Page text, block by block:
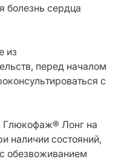
болезнь сердца
из
перед началом
с
Глюкофаж® Лонг на
наличии состояний,
обезвоживанием